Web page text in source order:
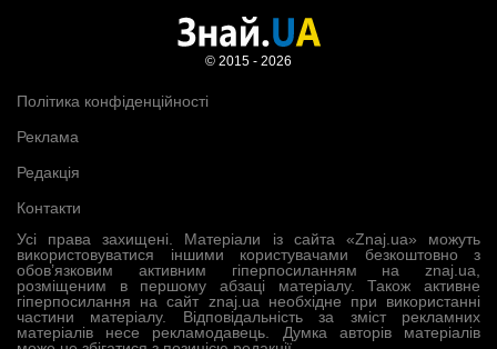
Усі права захищені. Матеріали із сайта «Znaj.ua» можуть
використовуватися іншими користувачами безкоштовно з
обов’язковим активним гіперпосиланням на znaj.ua,
розміщеним в першому абзаці матеріалу. Також активне
гіперпосилання на сайт znaj.ua необхідне при використанні
частини матеріалу. Відповідальність за зміст рекламних
матеріалів несе рекламодавець. Думка авторів матеріалів
Політика конфіденційності
Реклама
Редакція
Контакти
© 2015 - 2026